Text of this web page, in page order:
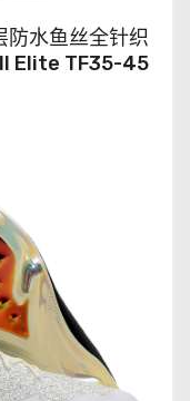
防水鱼丝全针织
Elite TF35-45